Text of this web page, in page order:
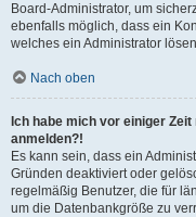
Board-Administrator, um
ebenfalls möglich, dass ein
welches ein Administrator
Nach oben
Ich habe mich vor einiger
anmelden?!
Es kann sein, dass ein
Gründen deaktiviert oder
regelmäßig Benutzer, die für
um die Datenbankgröße zu